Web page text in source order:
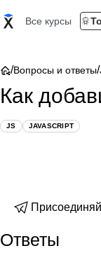
Все курсы
/Вопросы и ответы/
Как
JS JAVASCRIPT
Ответы